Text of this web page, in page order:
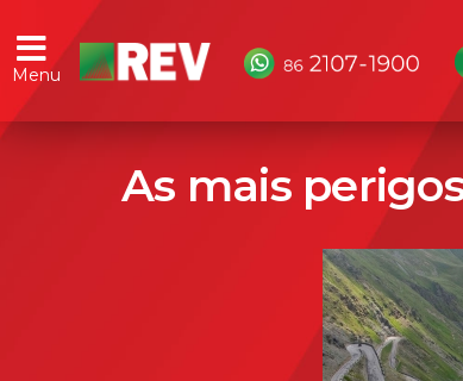
Menu
As mais